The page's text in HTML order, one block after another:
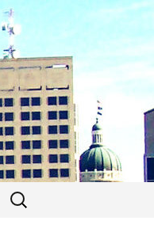
Recherche
pour :